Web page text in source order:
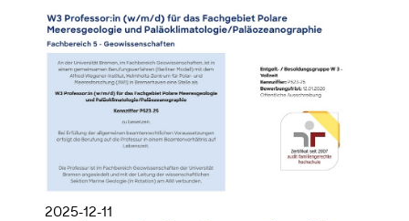
2025-12-11